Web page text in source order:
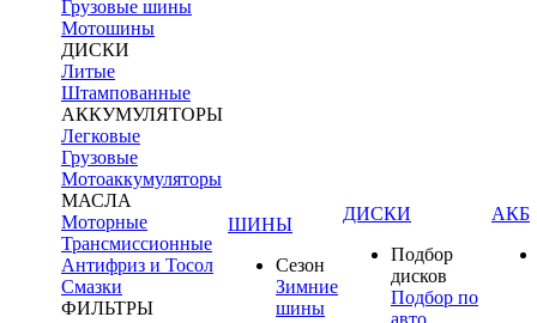
Грузовые шины
Мотошины
ДИСКИ
Литые
Штампованные
АККУМУЛЯТОРЫ
Легковые
Грузовые
Мотоаккумуляторы
МАСЛА
Моторные
Трансмиссионные
Антифриз и Тосол
Смазки
ФИЛЬТРЫ
ШИНЫ
Сезон
Зимние
шины
ДИСКИ
Подбор
дисков
Подбор по
авто
АКБ